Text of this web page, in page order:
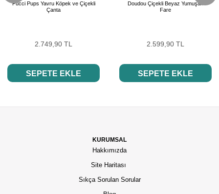
Pucci Pups Yavru Köpek ve Çiçekli
Çanta
2.749,90 TL
SEPETE EKLE
Doudou Çiçekli Beyaz Yumuşak
Fare
2.599,90 TL
SEPETE EKLE
KURUMSAL
Hakkımızda
Site Haritası
Sıkça Sorulan Sorular